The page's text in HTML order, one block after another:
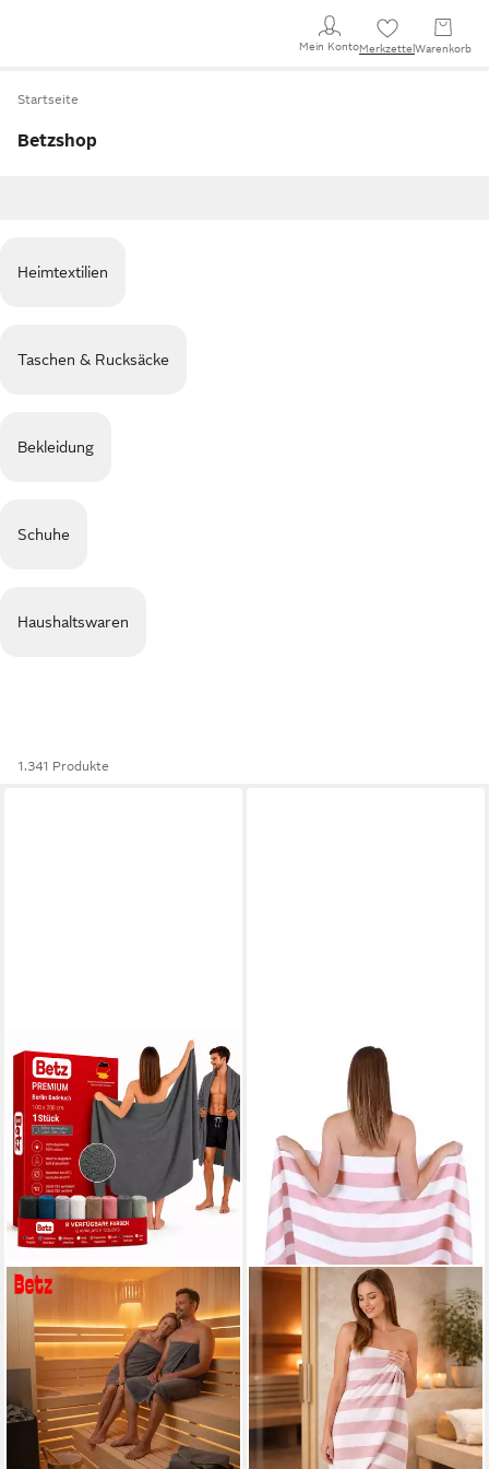
Mein KontoMerkzettel Warenkorb
Startseite
Betzshop
Heimtextilien
Taschen & Rucksäcke
Bekleidung
Schuhe
Haushaltswaren
1.341 Produkte